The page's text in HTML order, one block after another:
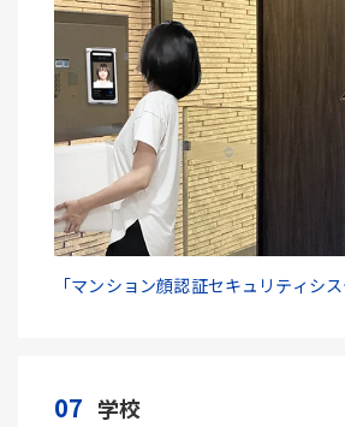
「マンション顔認証セキュリティシス
07 学校